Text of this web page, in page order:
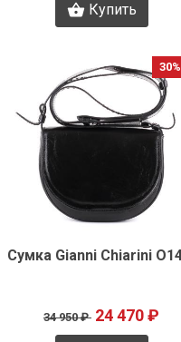
Купить
30%
Быстрый просмотр
34 950 ₽ 24 470 ₽